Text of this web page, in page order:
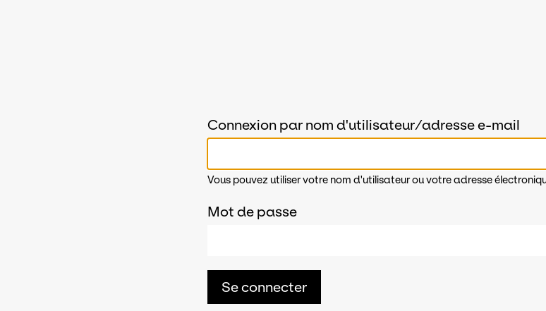
Connexion par nom d'utilisateur/adresse e-mail
Vous pouvez utiliser votre nom d'utilisateur ou votre adresse
Mot de passe